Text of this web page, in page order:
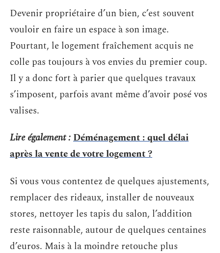
Devenir propriétaire d’un bien, c’est souvent
vouloir en faire un espace à son image.
Pourtant, le logement fraîchement acquis ne
colle pas toujours à vos envies du premier coup.
Il y a donc fort à parier que quelques travaux
s’imposent, parfois avant même d’avoir posé vos
valises.
Lire également :Déménagement : quel délai
après la vente de votre logement ?
Si vous vous contentez de quelques ajustements,
remplacer des rideaux, installer de nouveaux
stores, nettoyer les tapis du salon, l’addition
reste raisonnable, autour de quelques centaines
d’euros. Mais à la moindre retouche plus